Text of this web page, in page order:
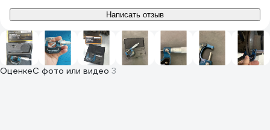
Написать отзыв
ОценкеС фото или видео 3